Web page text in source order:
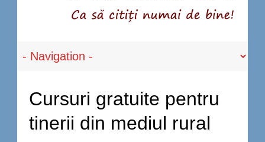
Cursuri gratuite pentru
tinerii din mediul rural